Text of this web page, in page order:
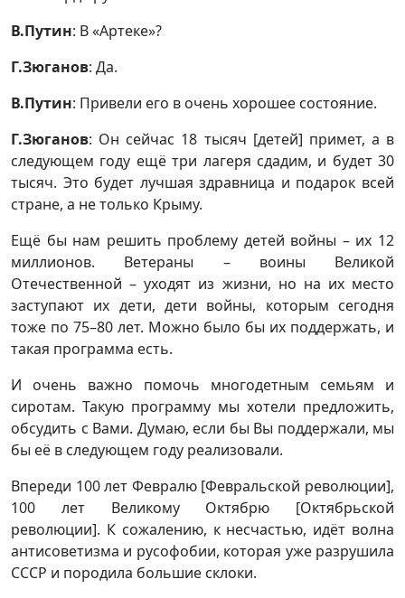
В.Путин: В «Артеке»?
Г.Зюганов: Да.
В.Путин: Привели его в очень хорошее состояние.
Г.Зюганов: Он сейчас 18 тысяч [детей] примет, а в
следующем году ещё три лагеря сдадим, и будет 30
тысяч. Это будет лучшая здравница и подарок всей
стране, а не только Крыму.
Ещё бы нам решить проблему детей войны – их 12
миллионов. Ветераны – воины Великой
Отечественной – уходят из жизни, но на их место
заступают их дети, дети войны, которым сегодня
тоже по 75–80 лет. Можно было бы их поддержать, и
такая программа есть.
И очень важно помочь многодетным семьям и
сиротам. Такую программу мы хотели предложить,
обсудить с Вами. Думаю, если бы Вы поддержали, мы
бы её в следующем году реализовали.
Впереди 100 лет Февралю [Февральской революции],
100 лет Великому Октябрю [Октябрьской
революции]. К сожалению, к несчастью, идёт волна
антисоветизма и русофобии, которая уже разрушила
СССР и породила большие склоки.